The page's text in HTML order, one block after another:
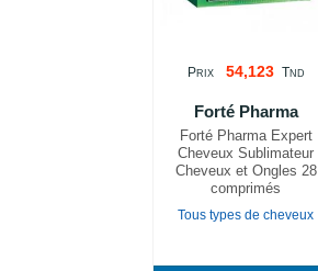
PRIX 54,123 TND
Forté Pharma
Forté Pharma Expert
Cheveux Sublimateur
Cheveux et Ongles 28
comprimés
Tous types de cheveux